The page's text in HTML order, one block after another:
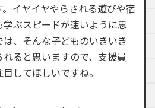
イヤイヤやらされる遊びや宿
ぶスピードが速いように思
、そんな子どものいきいき
ると思いますので、支援員
してほしいですね。